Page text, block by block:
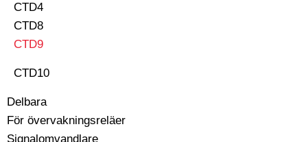
CTD4
CTD8
CTD9
CTD10
Delbara
För övervakningsreläer
Signalomvandlare